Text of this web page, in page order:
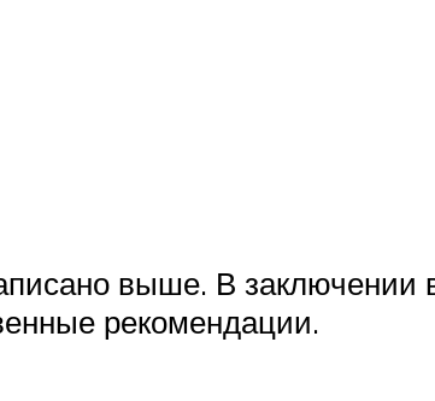
выше. В заключении
рекомендации.